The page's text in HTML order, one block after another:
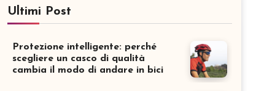
Ultimi Post
Protezione intelligente: perché
scegliere un casco di qualità
cambia il modo di andare in bici